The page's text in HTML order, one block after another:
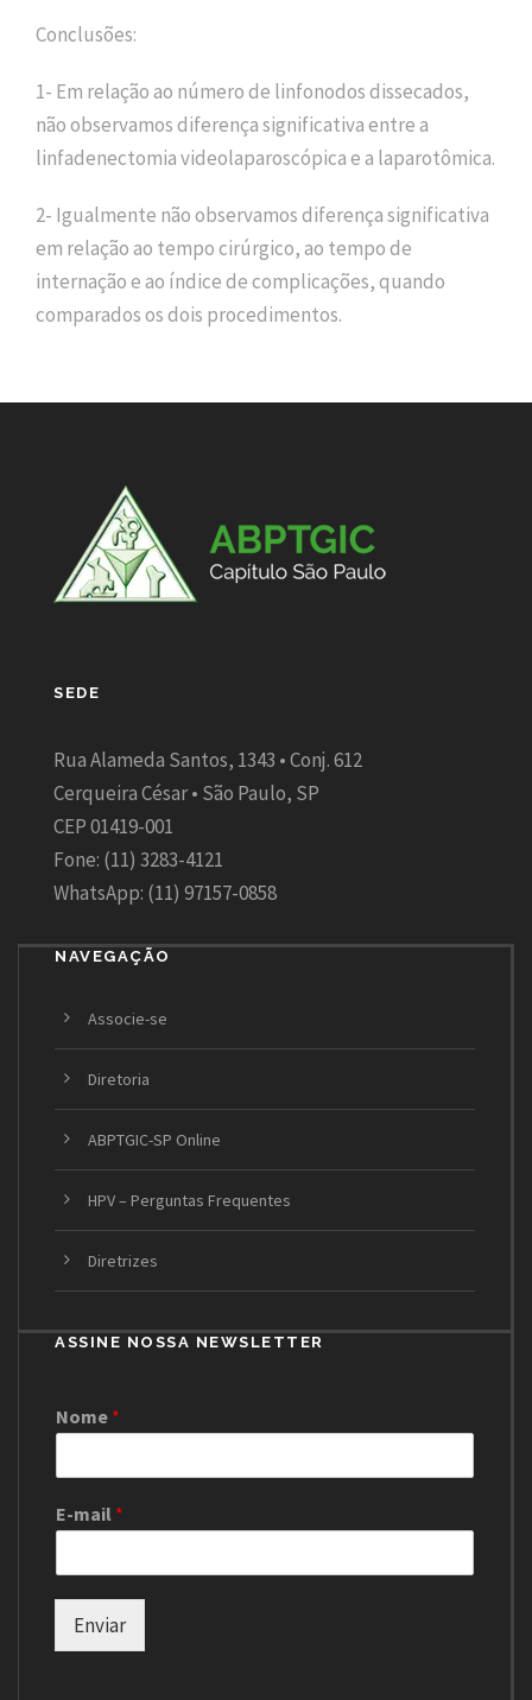
Conclusões:
1- Em relação ao número de linfonodos dissecados,
não observamos diferença significativa entre a
linfadenectomia videolaparoscópica e a laparotômica.
2- Igualmente não observamos diferença significativa
em relação ao tempo cirúrgico, ao tempo de
internação e ao índice de complicações, quando
comparados os dois procedimentos.
SEDE
Rua Alameda Santos, 1343 • Conj. 612
Cerqueira César • São Paulo, SP
CEP 01419-001
Fone: (11) 3283-4121
WhatsApp: (11) 97157-0858
NAVEGAÇÃO
Associe-se
Diretoria
ABPTGIC-SP Online
HPV – Perguntas Frequentes
Diretrizes
ASSINE NOSSA NEWSLETTER
Nome *
E-mail *
Enviar